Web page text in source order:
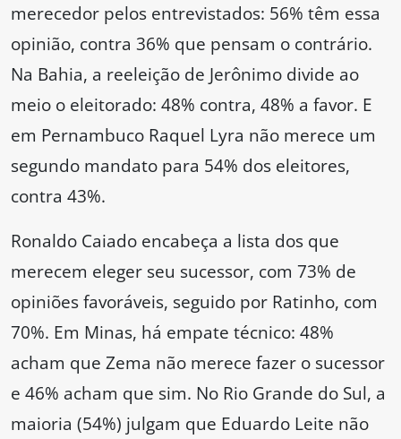
merecedor pelos entrevistados: 56% têm essa
opinião, contra 36% que pensam o contrário.
Na Bahia, a reeleição de Jerônimo divide ao
meio o eleitorado: 48% contra, 48% a favor. E
em Pernambuco Raquel Lyra não merece um
segundo mandato para 54% dos eleitores,
contra 43%.
Ronaldo Caiado encabeça a lista dos que
merecem eleger seu sucessor, com 73% de
opiniões favoráveis, seguido por Ratinho, com
70%. Em Minas, há empate técnico: 48%
acham que Zema não merece fazer o sucessor
e 46% acham que sim. No Rio Grande do Sul, a
maioria (54%) julgam que Eduardo Leite não